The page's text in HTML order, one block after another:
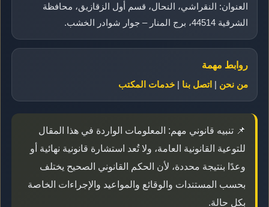
العنوان: النقراشي، النحال، قسم أول الزقازيق، محافظة
الشرقية 44514، برج المنار – جوار شوادر الخشب.
روابط مهمة
من نحن | اتصل بنا | خدمات المكتب
📌 تنبيه قانوني مهم: المعلومات الواردة في هذا المقال
للتوعية القانونية العامة، ولا تُعد استشارة قانونية نهائية أو
وعدًا بنتيجة محددة، لأن الحكم القانوني الصحيح يختلف
بحسب المستندات والوقائع والمواعيد والإجراءات الخاصة
بكل حالة.